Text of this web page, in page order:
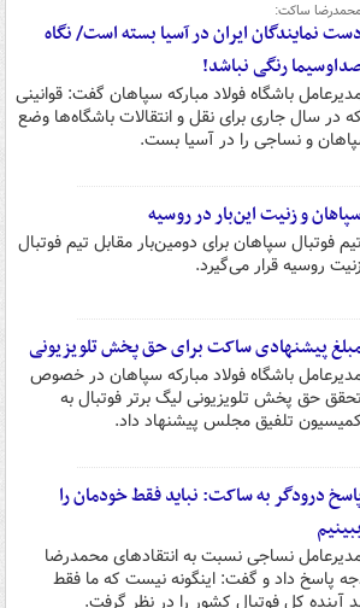
محمدرضا ساکت:
دست نمایندگان ایران در آسیا بسته است/ نگاه‌
رنگی نباشد!
باشگاه فولاد مبارکه سپاهان گفت: قوانینی
که در سال جاری برای نقل و انتقالات باشگاه‌ها وضع
و نساجی را در آسیا بست.
و زنیت این‌بار در روسیه
تیم فوتبال سپاهان برای دومین‌بار مقابل تیم فوتبال
زنیت روسیه قرار می‌گیرد.
پیشنهادی ساکت برای حق پخش تلویزیونی
باشگاه فولاد مبارکه سپاهان در خصوص
تحقق حق پخش تلویزیونی لیگ برتر فوتبال به
کمیسیون تلفیق مجلس پیشنهاد داد.
درودگر به ساکت: نباید فقط خودمان را
ببینیم
نساجی نسبت به انتقادهای محمدرضا
پاسخ داد و گفت: اینگونه نیست که ما فقط
آینده کل فوتبال کشور را در نظر گرفت.